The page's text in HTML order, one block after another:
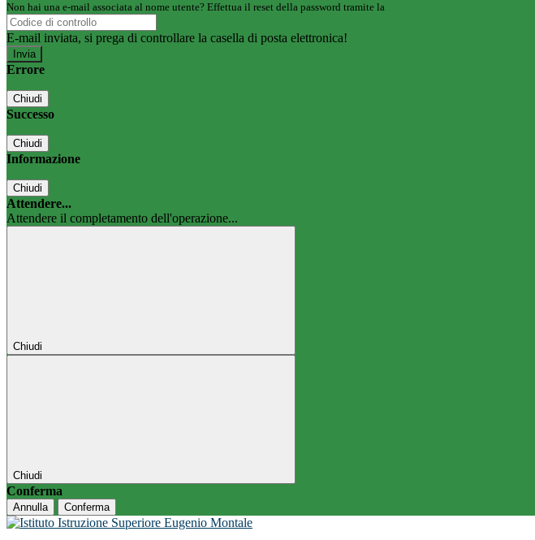
Non hai una e-mail associata al nome utente? Effettua il reset della password tramite la
E-mail inviata, si prega di controllare la casella di posta elettronica!
Errore
Chiudi
Successo
Chiudi
Informazione
Chiudi
Attendere...
Attendere il completamento dell'operazione...
Chiudi
Chiudi
Conferma
Annulla Conferma